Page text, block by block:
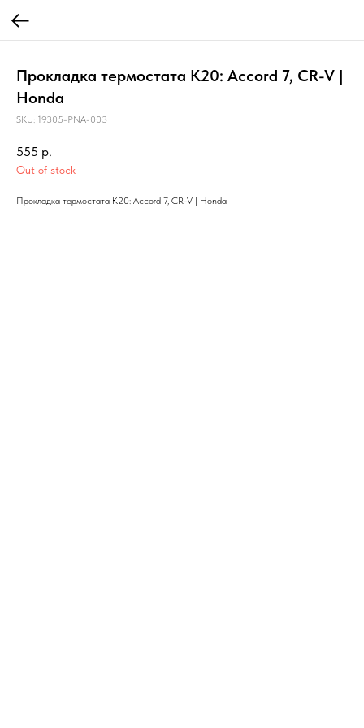
Прокладка термостата K20: Accord 7, CR-V |
Honda
SKU: 19305-PNA-003
555 р.
Out of stock
Прокладка термостата K20: Accord 7, CR-V | Honda